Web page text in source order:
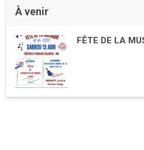
À venir
FÊTE DE LA